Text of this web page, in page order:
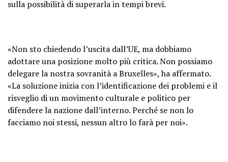
sulla possibilità di superarla in tempi brevi.
«Non sto chiedendo l’uscita dall’UE, ma dobbiamo
adottare una posizione molto più critica. Non possiamo
delegare la nostra sovranità a Bruxelles», ha affermato.
«La soluzione inizia con l’identificazione dei problemi e il
risveglio di un movimento culturale e politico per
difendere la nazione dall’interno. Perché se non lo
facciamo noi stessi, nessun altro lo farà per noi».